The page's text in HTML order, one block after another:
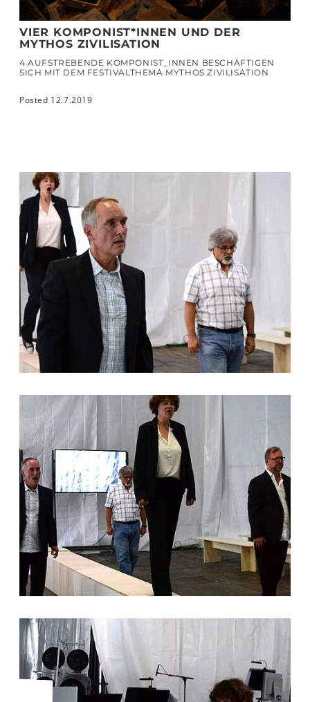
VIER KOMPONIST*INNEN UND DER
MYTHOS ZIVILISATION
4 AUFSTREBENDE KOMPONIST_INNEN BESCHÄFTIGEN
SICH MIT DEM FESTIVALTHEMA MYTHOS ZIVILISATION
Posted 12.7.2019